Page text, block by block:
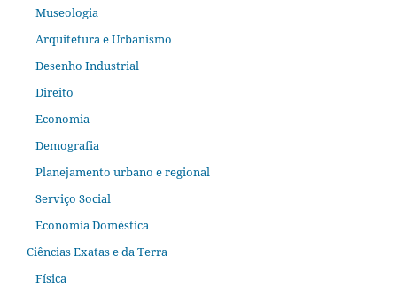
Museologia
Arquitetura e Urbanismo
Desenho Industrial
Direito
Economia
Demografia
Planejamento urbano e regional
Serviço Social
Economia Doméstica
Ciências Exatas e da Terra
Física